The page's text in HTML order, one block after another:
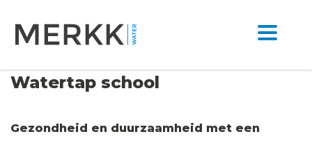
Watertap school
Gezondheid en duurzaamheid met een